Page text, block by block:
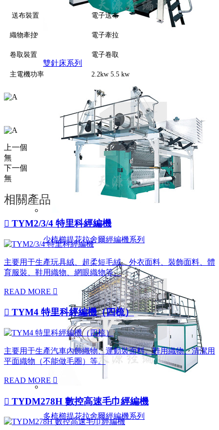
雙針床系列
少梳櫛提花拉舍爾經編機系列
多梳櫛提花拉舍爾經編機系列
送布裝置 電子送布
織物牽拉 電子牽拉
卷取裝置 電子卷取
主電機功率 2.2kw 5.5 kw
上一個
無
下一個
無
相關產品
 TYM2/3/4 特里科經編機
主要用于生產玩具絨、超柔短毛絨、外衣面料、裝飾面料、體
育服裝、鞋用織物、網眼織物等。
READ MORE 
 TYM4 特里科經編機（四梳）
主要用于生產汽車內飾織物、運動裝面料、鞋用織物、清潔用
平面織物（不能做毛圈）等。
READ MORE 
 TYDM278H 數控高速毛巾經編機